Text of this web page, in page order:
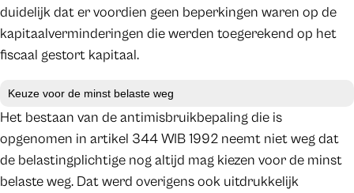
duidelijk dat er voordien geen beperkingen waren op de
kapitaalverminderingen die werden toegerekend op het
fiscaal gestort kapitaal.
Keuze voor de minst belaste weg
Het bestaan van de antimisbruikbepaling die is
opgenomen in artikel 344 WIB 1992 neemt niet weg dat
de belastingplichtige nog altijd mag kiezen voor de minst
belaste weg. Dat werd overigens ook uitdrukkelijk